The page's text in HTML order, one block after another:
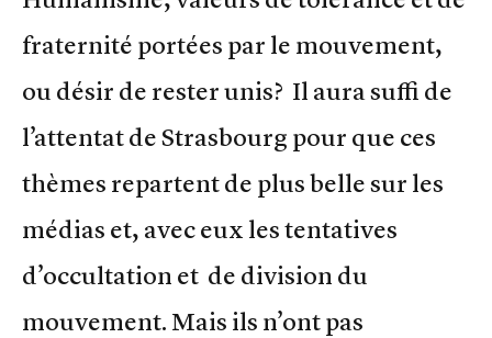
fraternité portées par le mouvement,
ou désir de rester unis? Il aura suffi de
l’attentat de Strasbourg pour que ces
thèmes repartent de plus belle sur les
médias et, avec eux les tentatives
d’occultation et de division du
mouvement. Mais ils n’ont pas